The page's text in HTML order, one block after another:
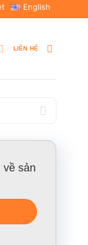
English
LIÊN HỆ
sản